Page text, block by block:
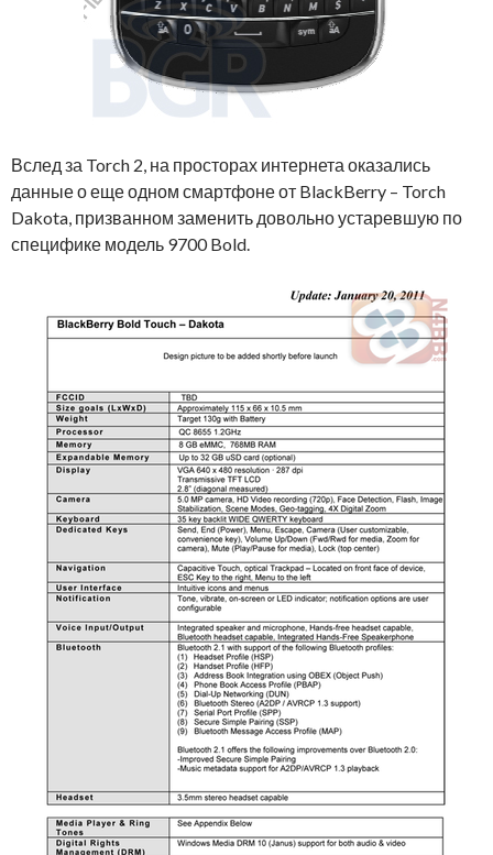
Вслед за Torch 2, на просторах интернета оказались
данные о еще одном смартфоне от BlackBerry – Torch
Dakota, призванном заменить довольно устаревшую по
специфике модель 9700 Bold.